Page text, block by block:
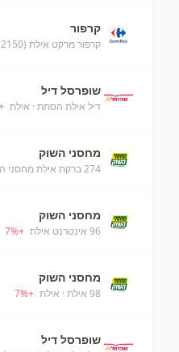
קרפור
קרפור מרקט אילת (2150)
שופרסל דיל
דיל אילת הסתת · אילת
מחסני השוק
274 ברקת אילת מחסני השוק
מחסני השוק
96 אינטרנט אילת +
7%
מחסני השוק
98 אילת · אילת +
7%
שופרסל דיל